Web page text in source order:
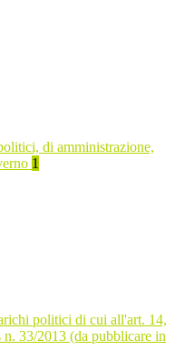
di amministrazione,
1
politici di cui all'art. 14,
n. 33/2013 (da pubblicare in